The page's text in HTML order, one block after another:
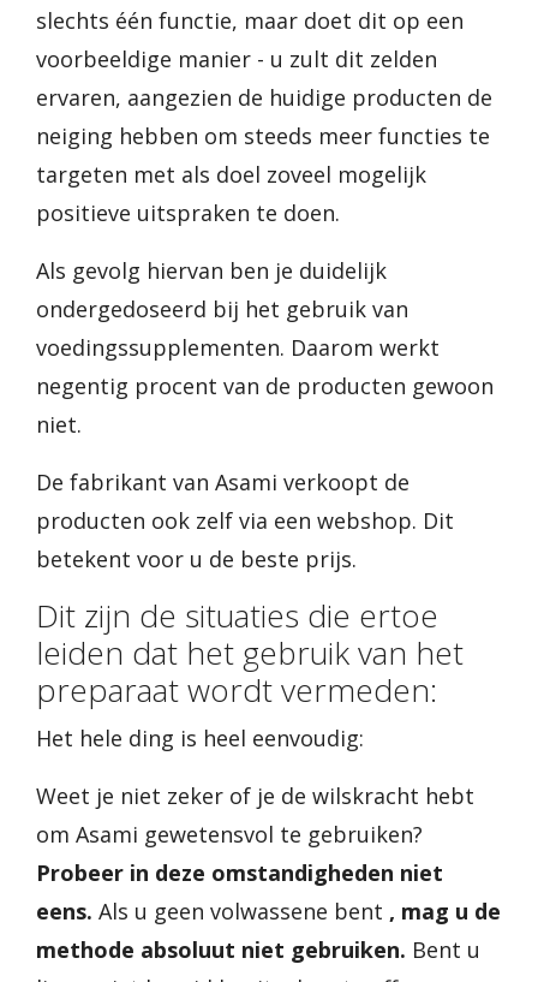
slechts één functie, maar doet dit op een
voorbeeldige manier - u zult dit zelden
ervaren, aangezien de huidige producten de
neiging hebben om steeds meer functies te
targeten met als doel zoveel mogelijk
positieve uitspraken te doen.
Als gevolg hiervan ben je duidelijk
ondergedoseerd bij het gebruik van
voedingssupplementen. Daarom werkt
negentig procent van de producten gewoon
niet.
De fabrikant van Asami verkoopt de
producten ook zelf via een webshop. Dit
betekent voor u de beste prijs.
Dit zijn de situaties die ertoe
leiden dat het gebruik van het
preparaat wordt vermeden:
Het hele ding is heel eenvoudig:
Weet je niet zeker of je de wilskracht hebt
om Asami gewetensvol te gebruiken?
Probeer in deze omstandigheden niet
eens. Als u geen volwassene bent , mag u de
methode absoluut niet gebruiken. Bent u